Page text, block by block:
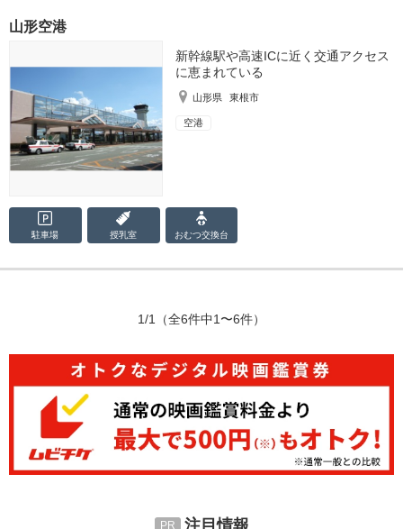
山形空港
新幹線駅や高速ICに近く交通アクセス
に恵まれている
山形県 東根市
空港
駐車場 授乳室 おむつ交換台
1/1 （全6件中1〜6件）
注目情報